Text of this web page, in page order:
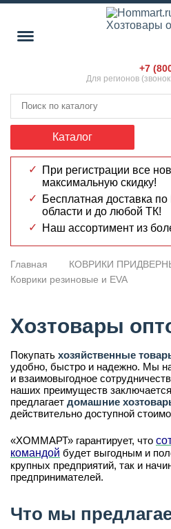
+7
Для регионов
Каталог
При регистрации все
максимальную скидку!
Бесплатная доставка
области и до любой ТК!
Наш ассортимент из
Главная
КОВРИКИ
Коврики резиновые и EVA
Хозтовары
Покупать хозяйственные
удобно, быстро и надежно. Мы
и взаимовыгодное
наших преимуществ
предлагает домашние
действительно доступной
«ХОММАРТ» гарантирует, что
командой будет выгодным и
крупных предприятий, так и
предпринимателей.
Что мы